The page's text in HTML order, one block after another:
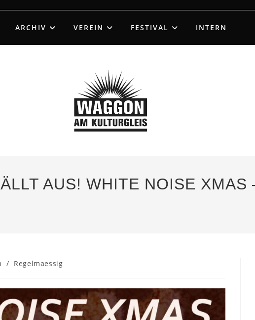
ARCHIV VEREIN FESTIVAL INTERN
AUS! WHITE NOISE XMAS
/ Regelmaessig